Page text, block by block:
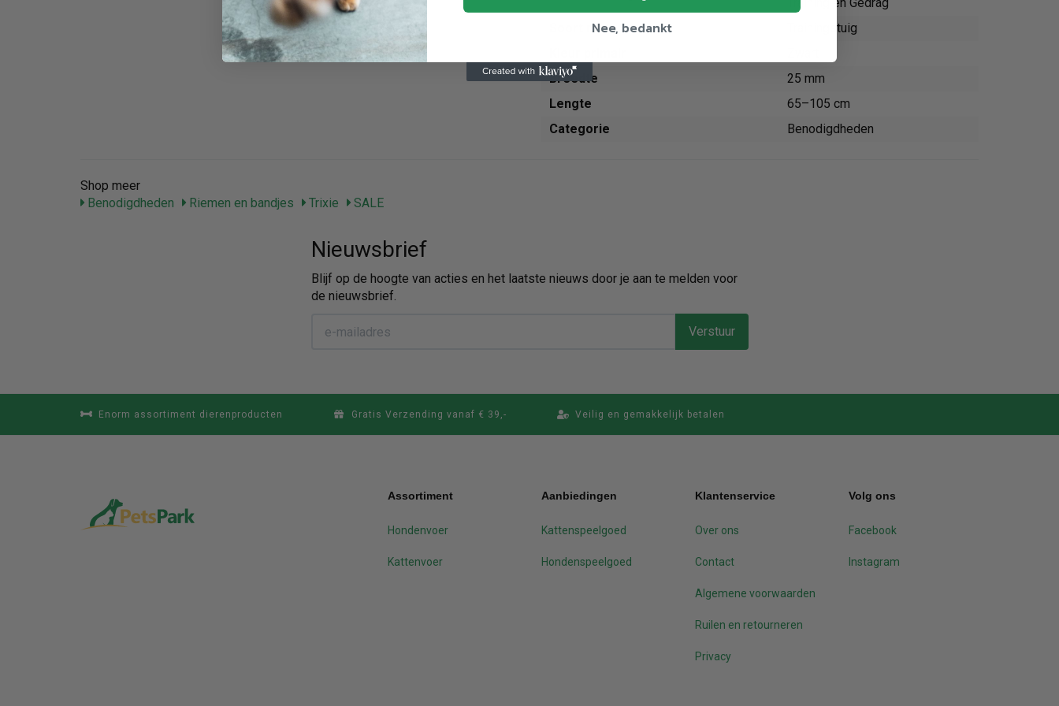
Training en Gedrag
Soort riem
Trainingstuig
Breedte
25 mm
Lengte
65–105 cm
Categorie
Benodigdheden
Shop meer
Benodigdheden
Riemen en bandjes Trixie SALE
Nieuwsbrief
Blijf op de hoogte van acties en het laatste nieuws door je aan te melden voor
de nieuwsbrief.
Verstuur
Enorm assortiment dierenproducten Gratis Verzending vanaf € 39,- Veilig en gemakkelijk betalen
Assortiment
Hondenvoer
Kattenvoer
Aanbiedingen
Kattenspeelgoed
Hondenspeelgoed
Klantenservice
Over ons
Contact
Algemene voorwaarden
Ruilen en retourneren
Privacy
Volg ons
Facebook
Instagram
Nee, bedankt